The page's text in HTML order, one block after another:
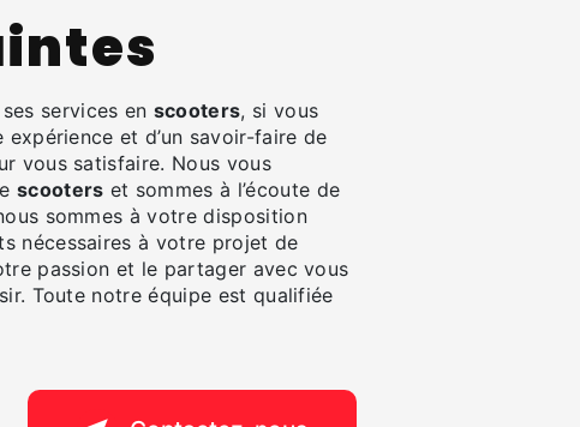
services en scooters, si vous
expérience et d’un savoir-faire de
vous satisfaire. Nous vous
scooters et sommes à l’écoute de
sommes à votre disposition
nécessaires à votre projet de
passion et le partager avec vous
Toute notre équipe est qualifiée